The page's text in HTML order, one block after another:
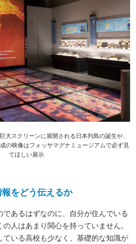
大スクリーンに展開される日本列島の誕生や、
の映像はフォッサマグナミュージアムで必ず見
てほしい展示
報をどう伝えるか
であるはずなのに、自分が住んでいる
人はあまり関心を持っていません。
ている高校も少なく、基礎的な知識が